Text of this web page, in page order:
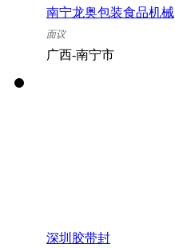
南宁龙奥包装食品机械
有限公司
面议
广西-南宁市
深圳胶带封